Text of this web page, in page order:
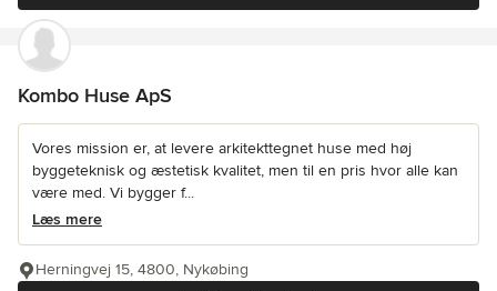
Kombo Huse ApS
Vores mission er, at levere arkitekttegnet huse med høj
byggeteknisk og æstetisk kvalitet, men til en pris hvor alle kan
være med. Vi bygger f...
Læs mere
Herningvej 15, 4800, Nykøbing